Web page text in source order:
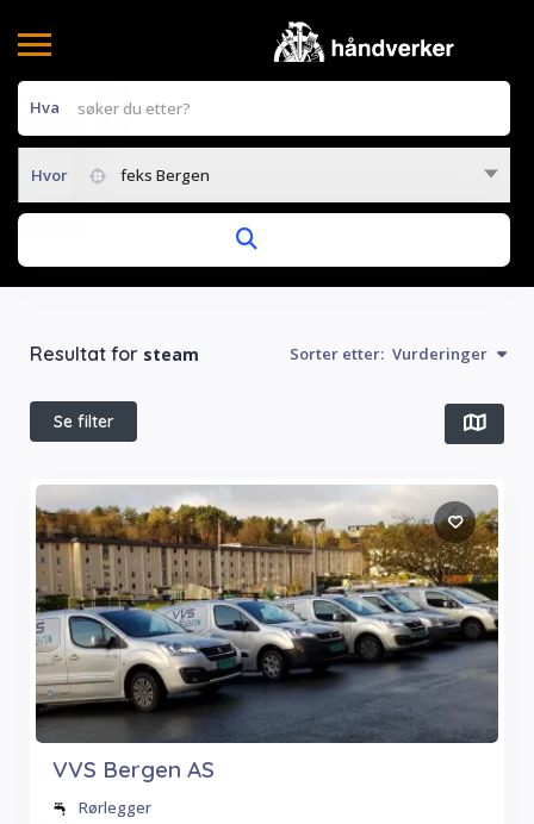
Hva
Hvor feks Bergen
Resultat for steam Sorter etter: Vurderinger
Se filter
VVS Bergen AS
Rørlegger